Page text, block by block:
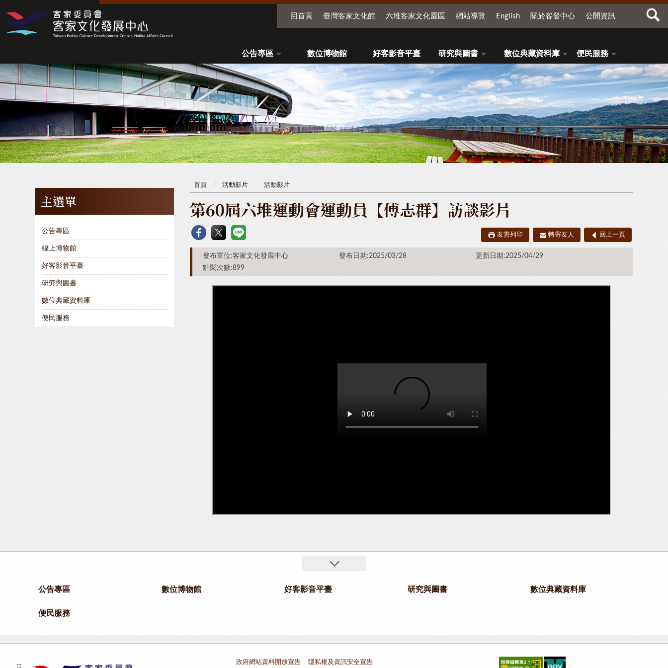
回首頁 臺灣客家文化館 六堆客家文化園區 網站導覽 English 關於客發中心 公開資訊
公告專區 數位博物館 好客影音平臺 研究與圖書 數位典藏資料庫 便民服務
主選單
公告專區
線上博物館
好客影音平臺
研究與圖書
數位典藏資料庫
便民服務
首頁 活動影片 活動影片
第60屆六堆運動會運動員【傅志群】訪談影片
友善列印 轉寄友人 回上一頁
發布單位:客家文化發展中心 發布日期:2025/03/28
更新日期:2025/04/29
點閱次數:899
公告專區 數位博物館 好客影音平臺 研究與圖書 數位典藏資料庫
便民服務
:::
政府網站資料開放宣告 隱私權及資訊安全宣告